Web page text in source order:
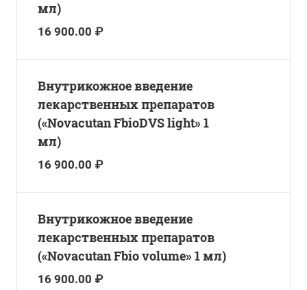
мл)
16 900.00 ₽
Внутрикожное введение
лекарственных препаратов
(«Novacutan FbioDVS light» 1
мл)
16 900.00 ₽
Внутрикожное введение
лекарственных препаратов
(«Novacutan Fbio volume» 1 мл)
16 900.00 ₽